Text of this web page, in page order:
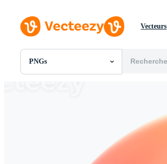
Vecteurs
PNGs
Toutes Images